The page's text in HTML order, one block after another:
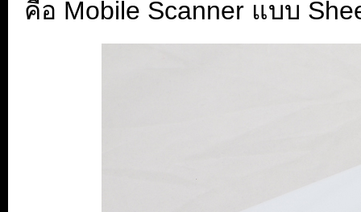
คือ Mobile Scanner แบบ